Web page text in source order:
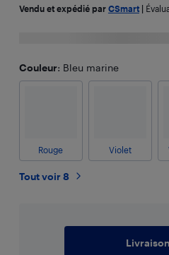
Vendu et expédié par CSmart|
Couleur: Bleu marine
Rouge Violet
Tout voir 8
Livraison